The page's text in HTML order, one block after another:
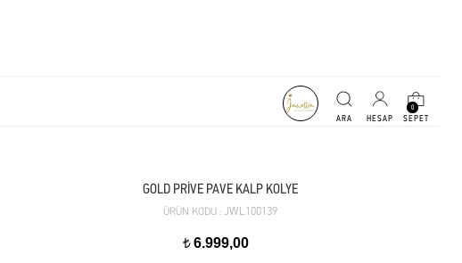
0
GOLD PRİVE PAVE KALP KOLYE
ÜRÜN KODU : JWL100139
t6.999,00